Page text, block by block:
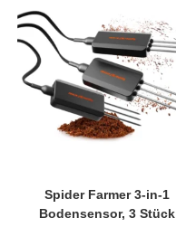
Spider Farmer 3-in-1
Bodensensor, 3 Stück